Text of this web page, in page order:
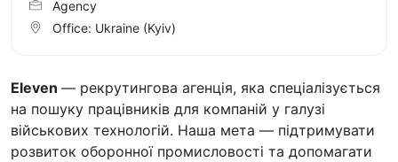
Eleven — рекрутингова агенція, яка спеціалізується
на пошуку працівників для компаній у галузі
військових технологій. Наша мета — підтримувати
розвиток оборонної промисловості та допомагати
Agency
Office: Ukraine (Kyiv)